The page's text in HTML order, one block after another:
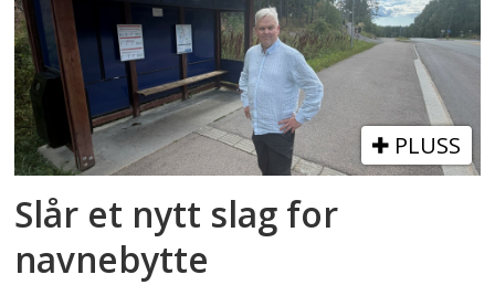
PLUSS
Slår et nytt slag for
navnebytte